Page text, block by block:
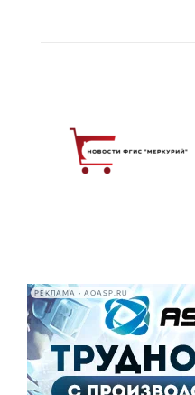
РЕКЛАМА • AOASP.RU